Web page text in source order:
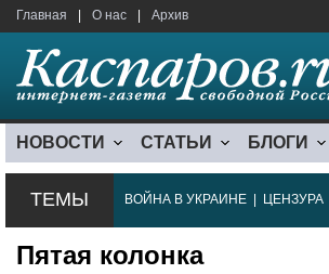
Главная О нас Архив
НОВОСТИ СТАТЬИ БЛОГИ
ТЕМЫ ВОЙНА В УКРАИНЕ ЦЕНЗУРА
Пятая колонка